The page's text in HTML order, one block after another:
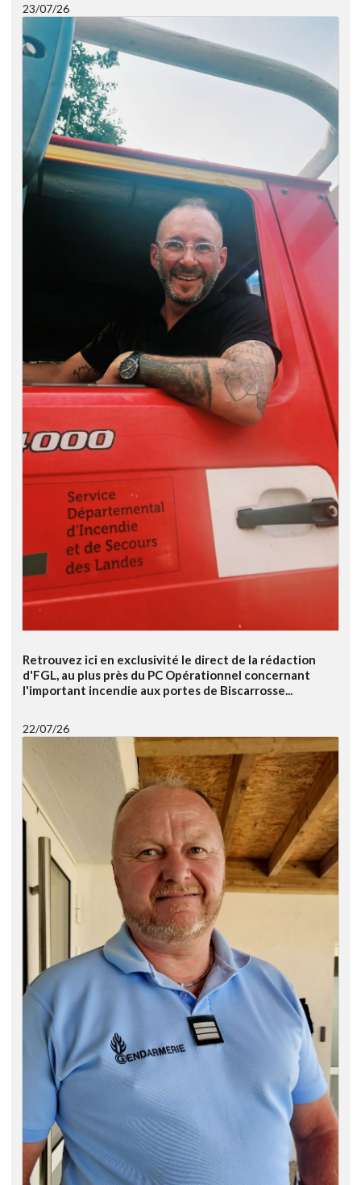
23/07/26
Retrouvez ici en exclusivité le direct de la rédaction
d'FGL, au plus près du PC Opérationnel concernant
l'important incendie aux portes de Biscarrosse...
22/07/26